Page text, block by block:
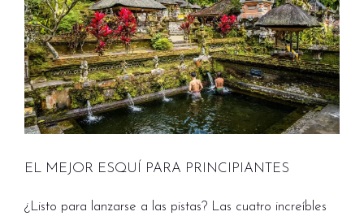
EL MEJOR ESQUÍ PARA PRINCIPIANTES
¿Listo para lanzarse a las pistas? Las cuatro increíbles